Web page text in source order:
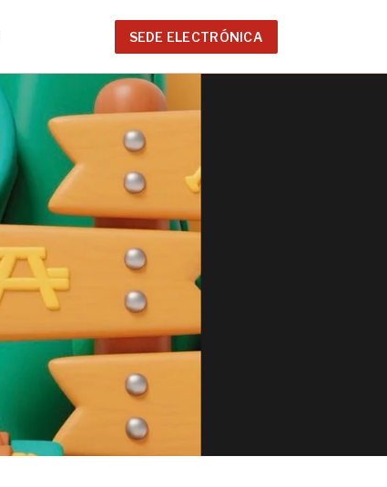
SEDE ELECTRÓNICA